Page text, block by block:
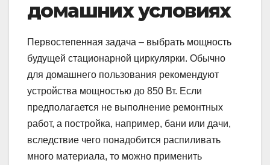
домашних условиях
Первостепенная задача – выбрать мощность
будущей стационарной циркулярки. Обычно
для домашнего пользования рекомендуют
устройства мощностью до 850 Вт. Если
предполагается не выполнение ремонтных
работ, а постройка, например, бани или дачи,
вследствие чего понадобится распиливать
много материала, то можно применить